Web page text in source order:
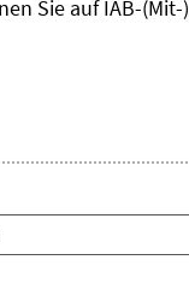
Sie auf IAB-